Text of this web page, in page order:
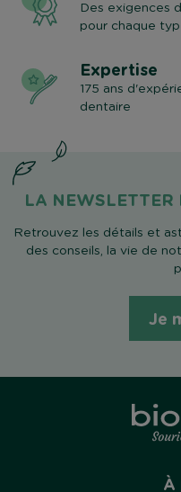
Des exigences
pour chaque
Expertise
175 ans
dentaire
LA NEWSLETTER
Retrouvez les détails et
des conseils, la vie de
Je
À